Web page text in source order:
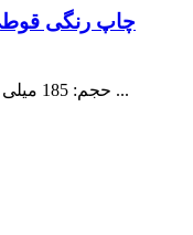
حجم: 185 میلی لیتر تا 1000 میلی لیتر قوطی ...